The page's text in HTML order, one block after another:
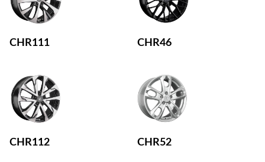
CHR111
CHR112
CHR46
CHR52